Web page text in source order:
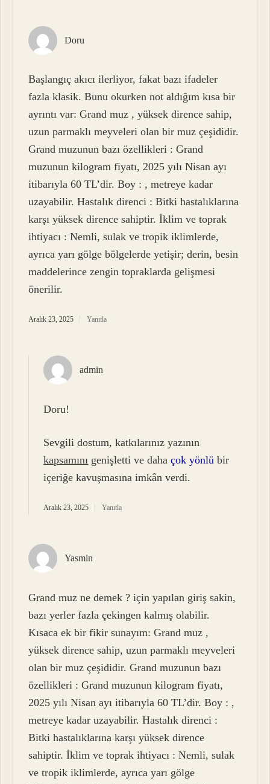
Doru
Başlangıç akıcı ilerliyor, fakat bazı ifadeler
fazla klasik. Bunu okurken not aldığım kısa bir
ayrıntı var: Grand muz , yüksek dirence sahip,
uzun parmaklı meyveleri olan bir muz çeşididir.
Grand muzunun bazı özellikleri : Grand
muzunun kilogram fiyatı, 2025 yılı Nisan ayı
itibarıyla 60 TL’dir. Boy : , metreye kadar
uzayabilir. Hastalık direnci : Bitki hastalıklarına
karşı yüksek dirence sahiptir. İklim ve toprak
ihtiyacı : Nemli, sulak ve tropik iklimlerde,
ayrıca yarı gölge bölgelerde yetişir; derin, besin
maddelerince zengin topraklarda gelişmesi
önerilir.
Aralık 23, 2025 Yanıtla
admin
Doru!
Sevgili dostum, katkılarınız yazının
kapsamını genişletti ve dahaçok yönlü bir
içeriğe kavuşmasına imkân verdi.
Aralık 23, 2025 Yanıtla
Yasmin
Grand muz ne demek ? için yapılan giriş sakin,
bazı yerler fazla çekingen kalmış olabilir.
Kısaca ek bir fikir sunayım: Grand muz ,
yüksek dirence sahip, uzun parmaklı meyveleri
olan bir muz çeşididir. Grand muzunun bazı
özellikleri : Grand muzunun kilogram fiyatı,
2025 yılı Nisan ayı itibarıyla 60 TL’dir. Boy : ,
metreye kadar uzayabilir. Hastalık direnci :
Bitki hastalıklarına karşı yüksek dirence
sahiptir. İklim ve toprak ihtiyacı : Nemli, sulak
ve tropik iklimlerde, ayrıca yarı gölge